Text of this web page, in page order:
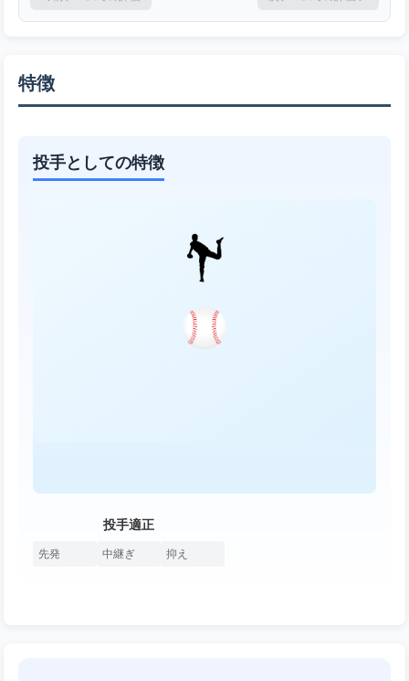
特徴
投手としての特徴
投手適正
先発 中継ぎ 抑え